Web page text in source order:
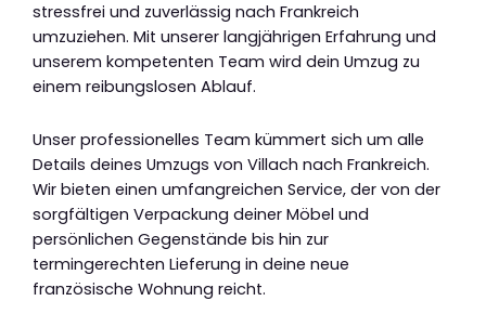
stressfrei und zuverlässig nach Frankreich
umzuziehen. Mit unserer langjährigen Erfahrung und
unserem kompetenten Team wird dein Umzug zu
einem reibungslosen Ablauf.
Unser professionelles Team kümmert sich um alle
Details deines Umzugs von Villach nach Frankreich.
Wir bieten einen umfangreichen Service, der von der
sorgfältigen Verpackung deiner Möbel und
persönlichen Gegenstände bis hin zur
termingerechten Lieferung in deine neue
französische Wohnung reicht.